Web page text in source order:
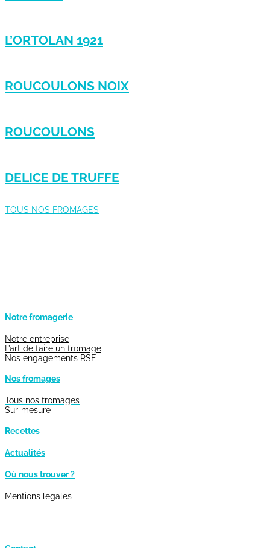
L’ORTOLAN 1921
ROUCOULONS NOIX
ROUCOULONS
DELICE DE TRUFFE
TOUS NOS FROMAGES
Notre fromagerie
Notre entreprise
L’art de faire un fromage
Nos engagements RSE
Nos fromages
Tous nos fromages
Sur-mesure
Recettes
Actualités
Où nous trouver ?
Mentions légales